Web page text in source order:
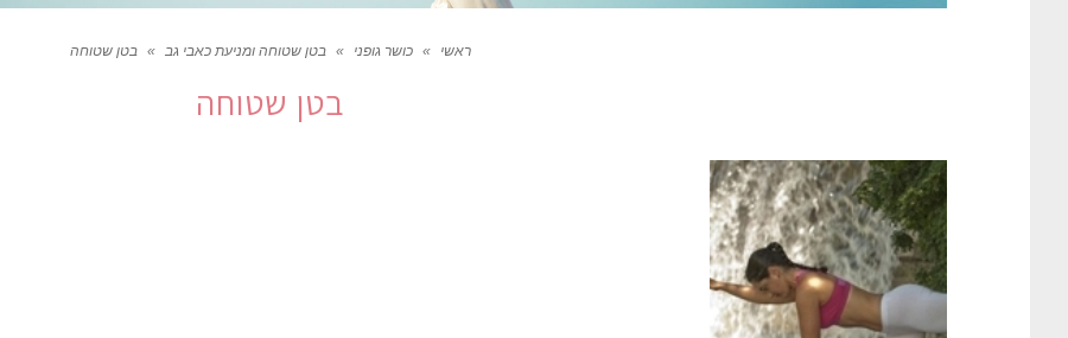
ראשי » כושר גופני » בטן שטוחה ומניעת כאבי גב » בטן שטוחה
בטן שטוחה